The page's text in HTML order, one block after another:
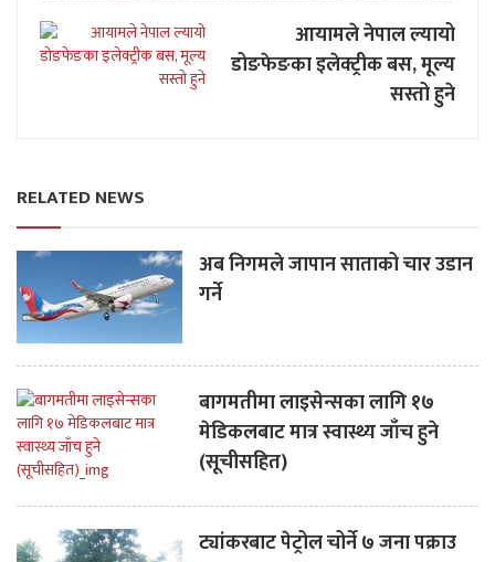
आयामले नेपाल ल्यायो
डोङफेङका इलेक्ट्रीक बस, मूल्य
सस्तो हुने
RELATED NEWS
अब निगमले जापान साताको चार उडान
गर्ने
बागमतीमा लाइसेन्सका लागि १७
मेडिकलबाट मात्र स्वास्थ्य जाँच हुने
(सूचीसहित)
ट्यांकरबाट पेट्रोल चोर्ने ७ जना पक्राउ